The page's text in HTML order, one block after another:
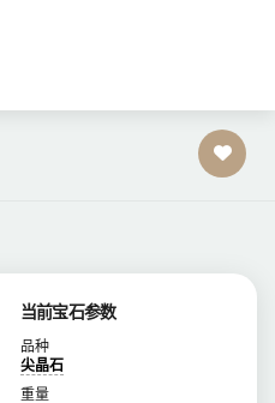
当前宝石参数
品种
尖晶石
重量